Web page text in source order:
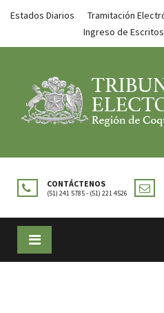
Estados Diarios Tramitación
Ingreso de Escritos
CONTÁCTENOS
(51) 241 5785 - (51) 221 4526